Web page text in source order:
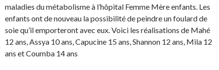
r
e
o
n
F
r
e
o
n
T
t
a
g
e
n
g
l
e
maladies du métabolisme à l’hôpital Femme Mère enfants. Les
enfants ont de nouveau la possibilité de peindre un foulard de
soie qu’il emporteront avec eux. Voici les réalisations de Mahé
12 ans, Assya 10 ans, Capucine 15 ans, Shannon 12 ans, Mila 12
ans et Coumba 14 ans